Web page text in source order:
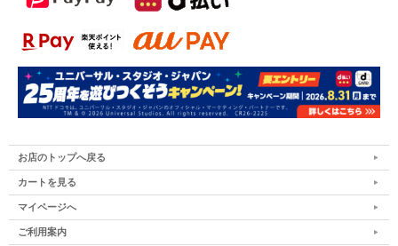
お店のトップへ戻る
カートを見る
マイページへ
ご利用案内